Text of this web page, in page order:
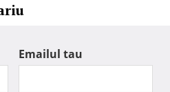
Emailul tau